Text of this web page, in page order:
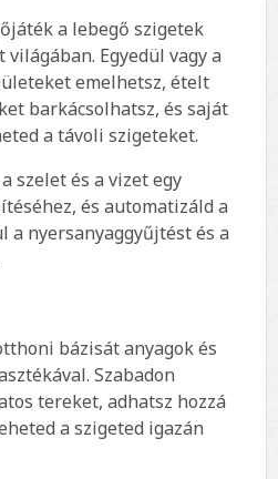
a lebegő szigetek
Egyedül vagy a
emelhetsz, ételt
barkácsolhatsz, és saját
a távoli szigeteket.
szelet és a vizet egy
és automatizáld a
a nyersanyaggyűjtést és a
bázisát anyagok és
Szabadon
tereket, adhatsz hozzá
a szigeted igazán